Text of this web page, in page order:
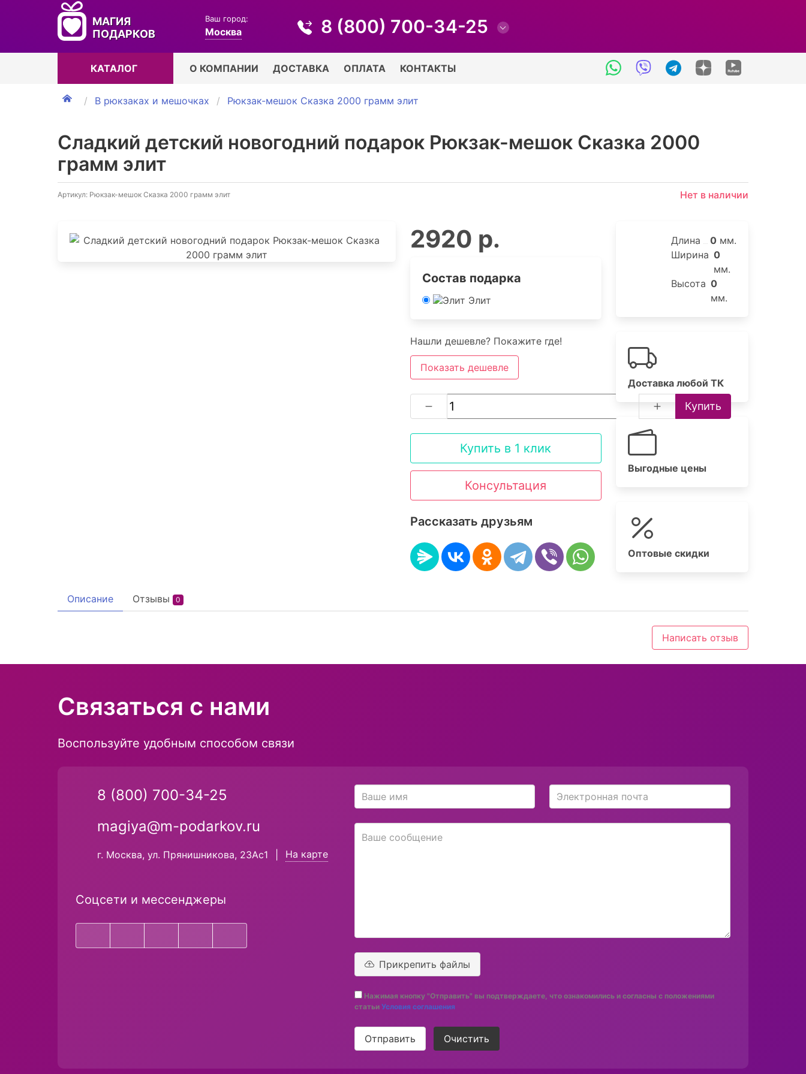
МАГИЯ
ПОДАРКОВ
Ваш город:
Москва 8 (800) 700-34-25
КАТАЛОГ О КОМПАНИИ ДОСТАВКА ОПЛАТА КОНТАКТЫ
В рюкзаках и мешочках Рюкзак-мешок Сказка 2000 грамм элит
Сладкий детский новогодний подарок Рюкзак-мешок Сказка 2000
грамм элит
Артикул: Рюкзак-мешок Сказка 2000 грамм элит Нет в наличии
2920 р.
Состав подарка
Элит
Нашли дешевле? Покажите где!
Показать дешевле
Купить
Купить в 1 клик
Консультация
Рассказать друзьям
Длина 0мм.
Ширина 0
мм.
Высота 0
мм.
Доставка любой ТК
Выгодные цены
Оптовые скидки
Описание Отзывы 0
Написать отзыв
Связаться с нами
Воспользуйте удобным способом связи
8 (800) 700-34-25
magiya@m-podarkov.ru
г. Москва, ул. Прянишникова, 23Ас1 На карте
Соцсети и мессенджеры
Прикрепить файлы
Нажимая кнопку "Отправить" вы подтверждаете, что ознакомились и согласны с положениями
статьи Условия соглашения
Отправить Очистить